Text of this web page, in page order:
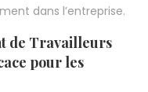
dans l’entreprise.
de Travailleurs
pour les